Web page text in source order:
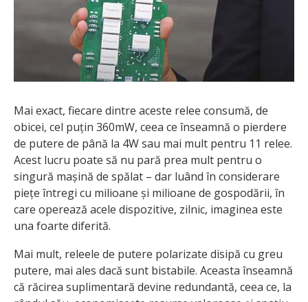
Mai exact, fiecare dintre aceste relee consumă, de
obicei, cel puțin 360mW, ceea ce înseamnă o pierdere
de putere de până la 4W sau mai mult pentru 11 relee.
Acest lucru poate să nu pară prea mult pentru o
singură mașină de spălat – dar luând în considerare
piețe întregi cu milioane și milioane de gospodării, în
care operează acele dispozitive, zilnic, imaginea este
una foarte diferită.
Mai mult, releele de putere polarizate disipă cu greu
putere, mai ales dacă sunt bistabile. Aceasta înseamnă
că răcirea suplimentară devine redundantă, ceea ce, la